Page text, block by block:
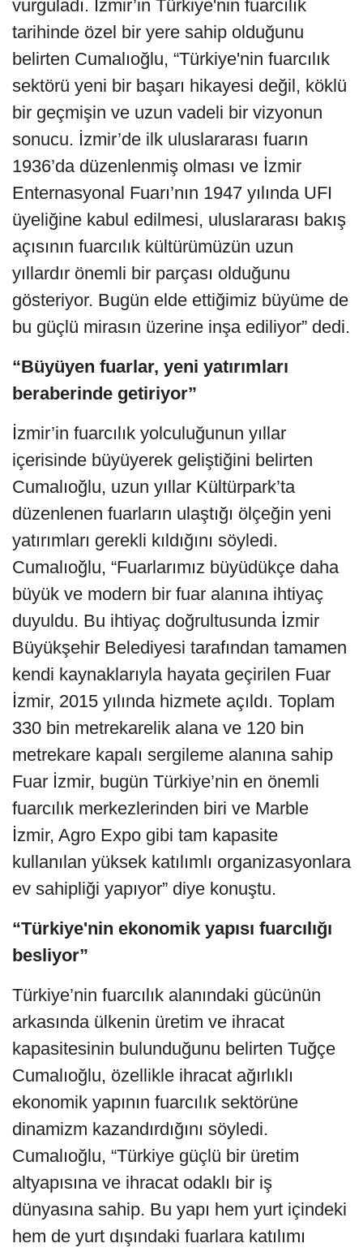
vurguladı. İzmir’in Türkiye'nin fuarcılık
tarihinde özel bir yere sahip olduğunu
belirten Cumalıoğlu, “Türkiye'nin fuarcılık
sektörü yeni bir başarı hikayesi değil, köklü
bir geçmişin ve uzun vadeli bir vizyonun
sonucu. İzmir’de ilk uluslararası fuarın
1936’da düzenlenmiş olması ve İzmir
Enternasyonal Fuarı’nın 1947 yılında UFI
üyeliğine kabul edilmesi, uluslararası bakış
açısının fuarcılık kültürümüzün uzun
yıllardır önemli bir parçası olduğunu
gösteriyor. Bugün elde ettiğimiz büyüme de
bu güçlü mirasın üzerine inşa ediliyor” dedi.
“Büyüyen fuarlar, yeni yatırımları
beraberinde getiriyor”
İzmir’in fuarcılık yolculuğunun yıllar
içerisinde büyüyerek geliştiğini belirten
Cumalıoğlu, uzun yıllar Kültürpark’ta
düzenlenen fuarların ulaştığı ölçeğin yeni
yatırımları gerekli kıldığını söyledi.
Cumalıoğlu, “Fuarlarımız büyüdükçe daha
büyük ve modern bir fuar alanına ihtiyaç
duyuldu. Bu ihtiyaç doğrultusunda İzmir
Büyükşehir Belediyesi tarafından tamamen
kendi kaynaklarıyla hayata geçirilen Fuar
İzmir, 2015 yılında hizmete açıldı. Toplam
330 bin metrekarelik alana ve 120 bin
metrekare kapalı sergileme alanına sahip
Fuar İzmir, bugün Türkiye’nin en önemli
fuarcılık merkezlerinden biri ve Marble
İzmir, Agro Expo gibi tam kapasite
kullanılan yüksek katılımlı organizasyonlara
ev sahipliği yapıyor” diye konuştu.
“Türkiye'nin ekonomik yapısı fuarcılığı
besliyor”
Türkiye’nin fuarcılık alanındaki gücünün
arkasında ülkenin üretim ve ihracat
kapasitesinin bulunduğunu belirten Tuğçe
Cumalıoğlu, özellikle ihracat ağırlıklı
ekonomik yapının fuarcılık sektörüne
dinamizm kazandırdığını söyledi.
Cumalıoğlu, “Türkiye güçlü bir üretim
altyapısına ve ihracat odaklı bir iş
dünyasına sahip. Bu yapı hem yurt içindeki
hem de yurt dışındaki fuarlara katılımı